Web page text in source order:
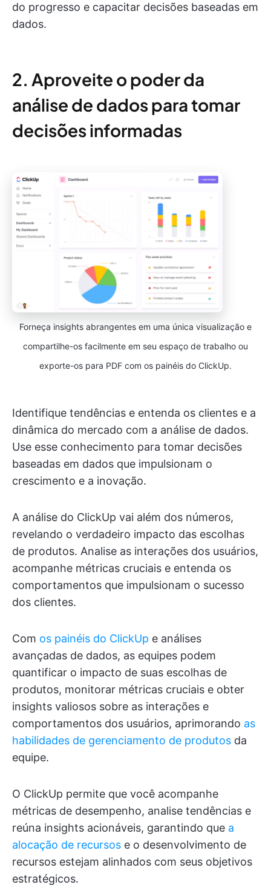
do progresso e capacitar decisões baseadas em
dados.
2. Aproveite o poder da
análise de dados para tomar
decisões informadas
Forneça insights abrangentes em uma única visualização e
compartilhe-os facilmente em seu espaço de trabalho ou
exporte-os para PDF com os painéis do ClickUp.
Identifique tendências e entenda os clientes e a
dinâmica do mercado com a análise de dados.
Use esse conhecimento para tomar decisões
baseadas em dados que impulsionam o
crescimento e a inovação.
A análise do ClickUp vai além dos números,
revelando o verdadeiro impacto das escolhas
de produtos. Analise as interações dos usuários,
acompanhe métricas cruciais e entenda os
comportamentos que impulsionam o sucesso
dos clientes.
Com os painéis do ClickUp e análises
avançadas de dados, as equipes podem
quantificar o impacto de suas escolhas de
produtos, monitorar métricas cruciais e obter
insights valiosos sobre as interações e
comportamentos dos usuários, aprimorando as
habilidades de gerenciamento de produtos da
equipe.
O ClickUp permite que você acompanhe
métricas de desempenho, analise tendências e
reúna insights acionáveis, garantindo que a
alocação de recursos e o desenvolvimento de
recursos estejam alinhados com seus objetivos
estratégicos.